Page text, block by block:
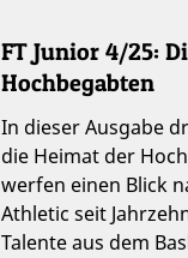
FT Junior 4/25:
Hochbegabten
In dieser Ausgabe
die Heimat der
werfen einen Blick
Athletic seit
Talente aus dem